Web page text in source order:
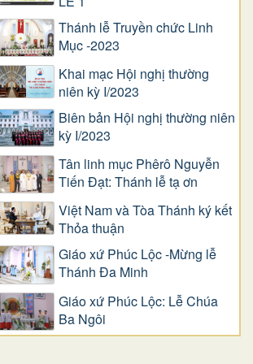
Thánh lễ Truyền chức Linh
Mục -2023
Khai mạc Hội nghị thường
niên kỳ I/2023
Biên bản Hội nghị thường niên
kỳ I/2023
Tân linh mục Phêrô Nguyễn
Tiến Đạt: Thánh lễ tạ ơn
Việt Nam và Tòa Thánh ký kết
Thỏa thuận
Giáo xứ Phúc Lộc -Mừng lễ
Thánh Đa Minh
Giáo xứ Phúc Lộc: Lễ Chúa
Ba Ngôi